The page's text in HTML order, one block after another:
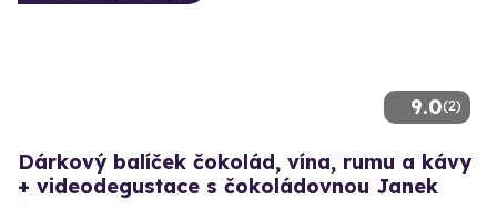
9.0(2)
Dárkový balíček čokolád, vína, rumu a kávy
+ videodegustace s čokoládovnou Janek